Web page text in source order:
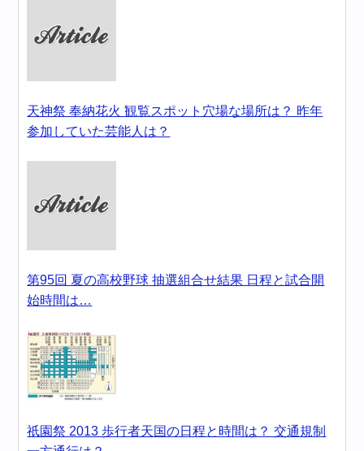
天神祭 奉納花火 観覧スポット穴場な場所は？ 昨年
参加していた芸能人は？
第95回 夏の高校野球 抽選組合せ結果 日程と試合開
始時間は…
祇園祭 2013 歩行者天国の日程と時間は？ 交通規制